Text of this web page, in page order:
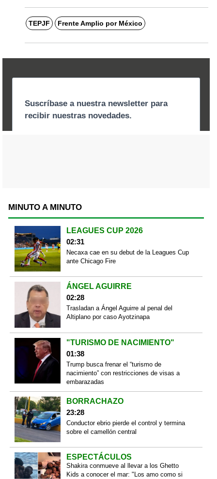
TEPJF Frente Amplio por México
MINUTO A MINUTO
LEAGUES CUP 2026
02:31
Necaxa cae en su debut de la Leagues Cup
ante Chicago Fire
ÁNGEL AGUIRRE
02:28
Trasladan a Ángel Aguirre al penal del
Altiplano por caso Ayotzinapa
"TURISMO DE NACIMIENTO"
01:38
Trump busca frenar el “turismo de
nacimiento” con restricciones de visas a
embarazadas
BORRACHAZO
23:28
Conductor ebrio pierde el control y termina
sobre el camellón central
ESPECTÁCULOS
Shakira conmueve al llevar a los Ghetto
Kids a conocer el mar: "Los amo como si